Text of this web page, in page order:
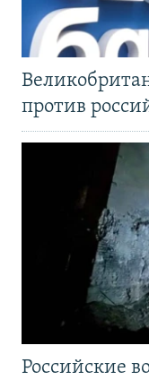
против
Российские